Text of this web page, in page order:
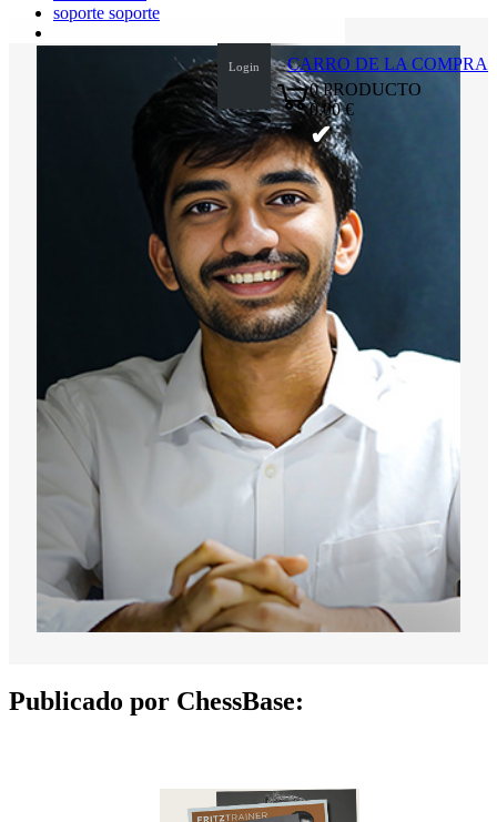
soporte soporte
Login
CARRO DE LA COMPRA
0PRODUCTO
0,00 €
✔
Publicado por ChessBase: